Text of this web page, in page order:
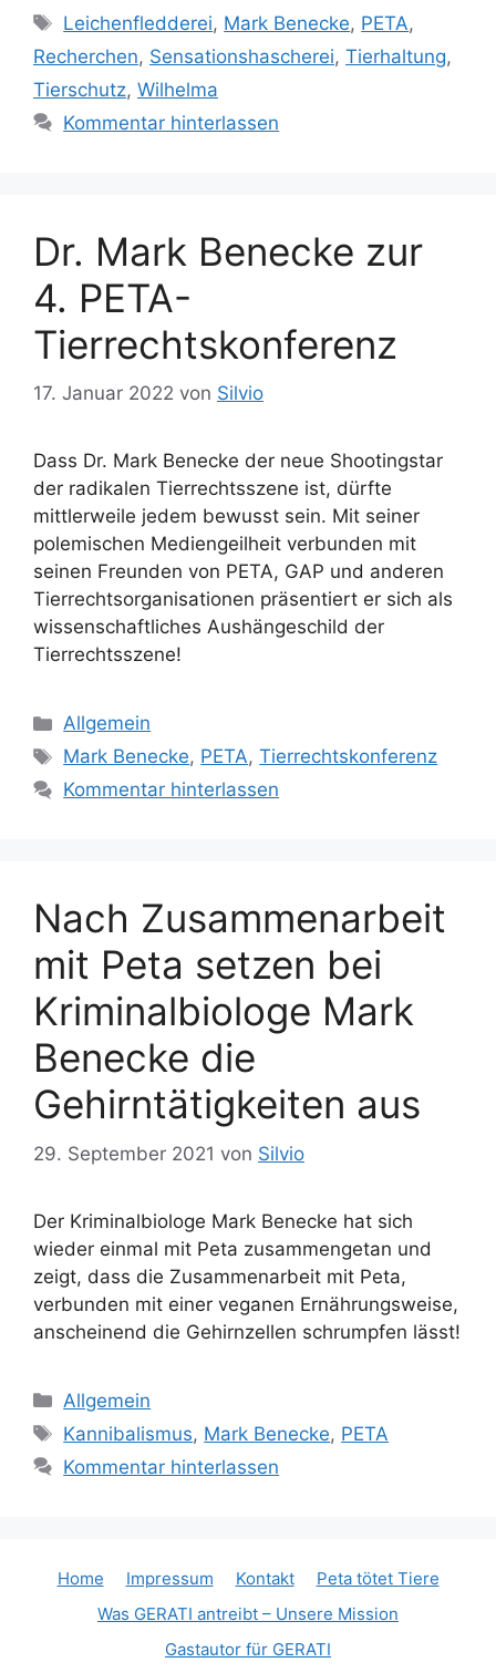
e
g
o
r
S
c
l
a
r
t
Leichenfledderei, Mark Benecke, PETA,
Recherchen, Sensationshascherei, Tierhaltung,
Tierschutz, Wilhelma
Kommentar hinterlassen
Dr. Mark Benecke zur
4. PETA-
Tierrechtskonferenz
17. Januar 2022 von Silvio
Dass Dr. Mark Benecke der neue Shootingstar
der radikalen Tierrechtsszene ist, dürfte
mittlerweile jedem bewusst sein. Mit seiner
polemischen Mediengeilheit verbunden mit
seinen Freunden von PETA, GAP und anderen
Tierrechtsorganisationen präsentiert er sich als
wissenschaftliches Aushängeschild der
Tierrechtsszene!
K
a
e
i
e
n
Allgemein
S
c
w
ö
r
t
e
r
Mark Benecke, PETA,Tierrechtskonferenz
Kommentar hinterlassen
Nach Zusammenarbeit
mit Peta setzen bei
Kriminalbiologe Mark
Benecke die
Gehirntätigkeiten aus
29. September 2021 von Silvio
Der Kriminalbiologe Mark Benecke hat sich
wieder einmal mit Peta zusammengetan und
zeigt, dass die Zusammenarbeit mit Peta,
verbunden mit einer veganen Ernährungsweise,
anscheinend die Gehirnzellen schrumpfen lässt!
K
a
e
i
Allgemein
S
c
g
Kannibalismus, Mark Benecke, PETA
Kommentar hinterlassen
Home Impressum Kontakt
Peta tötet Tiere
Was GERATI antreibt – Unsere Mission
Gastautor für GERATI